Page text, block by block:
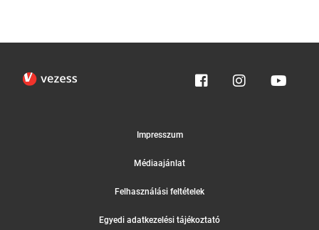
Impresszum
Médiaajánlat
Felhasználási feltételek
Egyedi adatkezelési tájékoztató